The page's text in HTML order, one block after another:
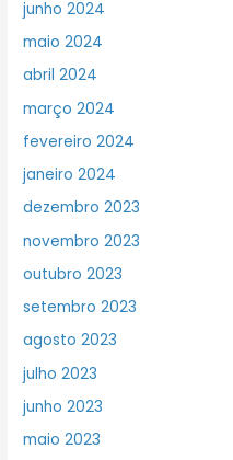
junho 2024
maio 2024
abril 2024
março 2024
fevereiro 2024
janeiro 2024
dezembro 2023
novembro 2023
outubro 2023
setembro 2023
agosto 2023
julho 2023
junho 2023
maio 2023